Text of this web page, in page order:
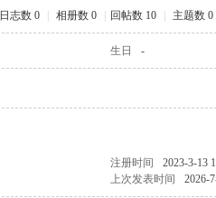
日志数 0 相册数 0 回帖数 10 主题数 0
生日 -
注册时间
2023-3-13
上次发表时间 2026-